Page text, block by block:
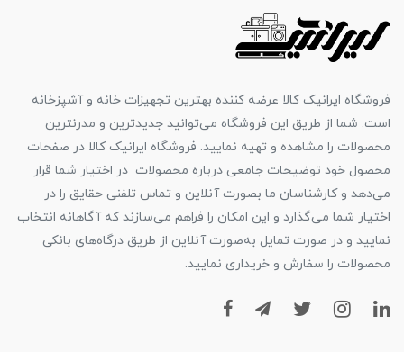
فروشگاه ایرانیک کالا عرضه کننده بهترین تجهیزات خانه و آشپزخانه
است. شما از طریق این فروشگاه می‌توانید جدیدترین و مدرنترین
محصولات را مشاهده و تهیه نمایید. فروشگاه ایرانیک کالا در صفحات
محصول خود توضیحات جامعی درباره محصولات در اختیار شما قرار
می‌دهد و کارشناسان ما بصورت آنلاین و تماس تلفنی حقایق را در
اختیار شما می‌گذارد و این امکان را فراهم می‌سازند که آگاهانه انتخاب
نمایید و در صورت تمایل به‌صورت آنلاین از طریق درگاه‌های بانکی
محصولات را سفارش و خریداری نمایید.